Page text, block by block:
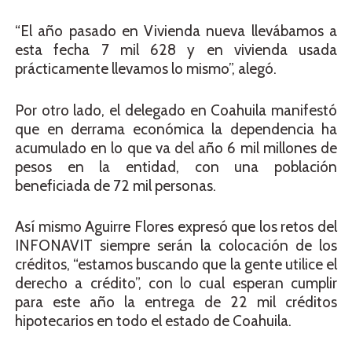
“El año pasado en Vivienda nueva llevábamos a
esta fecha 7 mil 628 y en vivienda usada
prácticamente llevamos lo mismo”, alegó.
Por otro lado, el delegado en Coahuila manifestó
que en derrama económica la dependencia ha
acumulado en lo que va del año 6 mil millones de
pesos en la entidad, con una población
beneficiada de 72 mil personas.
Así mismo Aguirre Flores expresó que los retos del
INFONAVIT siempre serán la colocación de los
créditos, “estamos buscando que la gente utilice el
derecho a crédito”, con lo cual esperan cumplir
para este año la entrega de 22 mil créditos
hipotecarios en todo el estado de Coahuila.